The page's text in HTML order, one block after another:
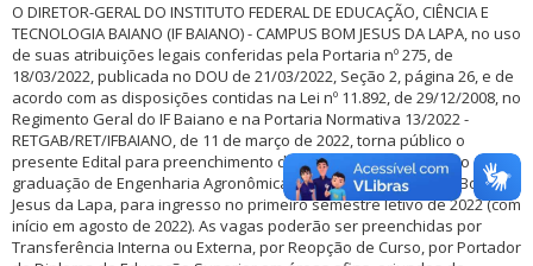
O DIRETOR-GERAL DO INSTITUTO FEDERAL DE EDUCAÇÃO, CIÊNCIA E
TECNOLOGIA BAIANO (IF BAIANO) - CAMPUS BOM JESUS DA LAPA, no uso
de suas atribuições legais conferidas pela Portaria nº 275, de
18/03/2022, publicada no DOU de 21/03/2022, Seção 2, página 26, e de
acordo com as disposições contidas na Lei nº 11.892, de 29/12/2008, no
Regimento Geral do IF Baiano e na Portaria Normativa 13/2022 -
RETGAB/RET/IFBAIANO, de 11 de março de 2022, torna público o
presente Edital para preenchimento de vagas ociosas no curso
graduação de Engenharia Agronômica ofertado pelo Campus Bom
Jesus da Lapa, para ingresso no primeiro semestre letivo de 2022 (com
início em agosto de 2022). As vagas poderão ser preenchidas por
Transferência Interna ou Externa, por Reopção de Curso, por Portador